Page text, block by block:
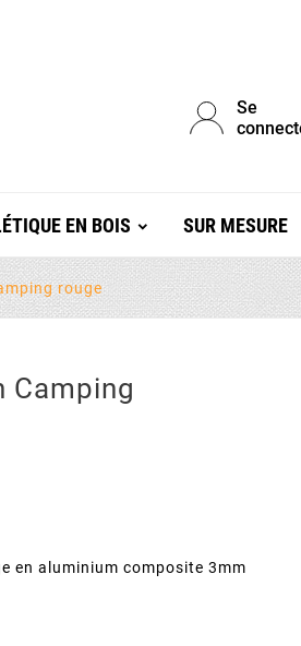
Se
EN BOIS SUR MESURE
rouge
Camping
en aluminium composite 3mm